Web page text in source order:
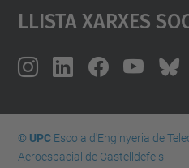
Llista Xarxes
© UPCEscola d'Enginyeria de
Aeroespacial de Castelldefels